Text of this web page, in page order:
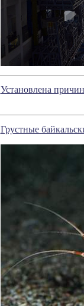
Установлена
Грустные